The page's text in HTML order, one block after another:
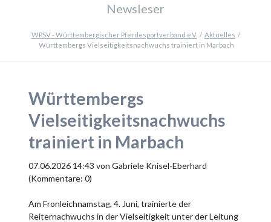
Newsleser
WPSV - Württembergischer Pferdesportverband e.V.
Aktuelles
Württembergs Vielseitigkeitsnachwuchs trainiert in Marbach
Württembergs
Vielseitigkeitsnachwuchs
trainiert in Marbach
07.06.2026 14:43 von Gabriele Knisel-Eberhard
(Kommentare: 0)
Am Fronleichnamstag, 4. Juni, trainierte der
Reiternachwuchs in der Vielseitigkeit unter der Leitung